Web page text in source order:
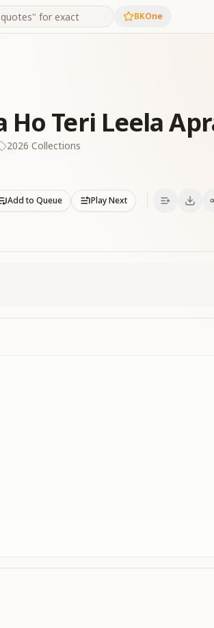
BKOne
Ho Teri Leela
2026 Collections
Add to Queue Play Next